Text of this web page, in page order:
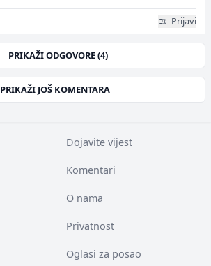
Prijavi
PRIKAŽI ODGOVORE (4)
PRIKAŽI JOŠ KOMENTARA
Dojavite vijest
Komentari
O nama
Privatnost
Oglasi za posao